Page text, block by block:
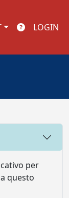
LOGIN
per
questo